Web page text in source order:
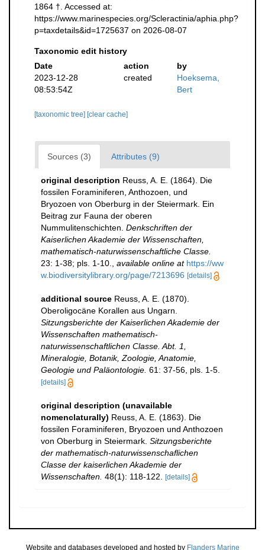
1864 †. Accessed at:
https://www.marinespecies.org/Scleractinia/aphia.php?
p=taxdetails&id=1725637 on 2026-08-07
Taxonomic edit history
Date
action
by
2023-12-28
08:53:54Z
created
Hoeksema,
Bert
[taxonomic tree] [clear cache]
Sources (3) Attributes (9)
original description Reuss, A. E. (1864). Die
fossilen Foraminiferen, Anthozoen, und
Bryozoen von Oberburg in der Steiermark. Ein
Beitrag zur Fauna der oberen
Nummulitenschichten. Denkschriften der
Kaiserlichen Akademie der Wissenschaften,
mathematisch-naturwissenschaftliche Classe.
23: 1-38; pls. 1-10.
available online at https://ww
w.biodiversitylibrary.org/page/7213696 [details]
additional source Reuss, A. E. (1870).
Oberoligocäne Korallen aus Ungarn.
Sitzungsberichte der Kaiserlichen Akademie der
Wissenschaften mathematisch-
naturwissenschaftlichen Classe. Abt. 1,
Mineralogie, Botanik, Zoologie, Anatomie,
Geologie und Paläontologie. 61: 37-56, pls. 1-5.
[details]
original description (unavailable
nomenclaturally) Reuss, A. E. (1863). Die
fossilen Foraminiferen, Bryozoen und Anthozoen
von Oberburg in Steiermark. Sitzungsberichte
der mathematisch-naturwissenschaflichen
Classe der kaiserlichen Akademie der
Wissenschaften. 48(1): 118-122. [details]
Website and databases developed and hosted by Flanders Marine